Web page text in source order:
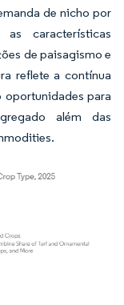
de nicho por
características
de paisagismo e
reflete a contínua
para
além das